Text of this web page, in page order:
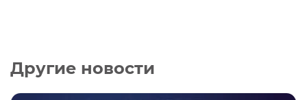
Другие новости